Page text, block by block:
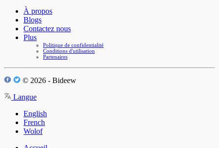
À propos
Blogs
Contactez nous
Plus
Politique de confidentialité
Conditions d'utilisation
Partenaires
© 2026 - Bideew
Langue
English
French
Wolof